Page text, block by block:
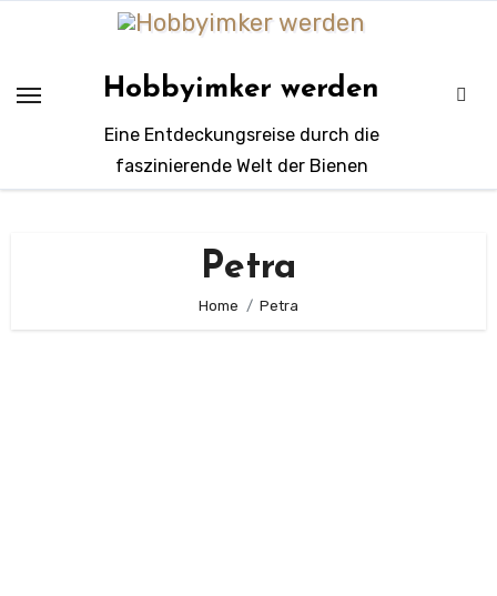
Hobbyimker werden
Eine Entdeckungsreise durch die
faszinierende Welt der Bienen
Petra
Home Petra